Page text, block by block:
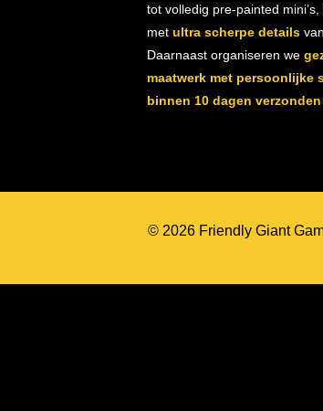
tot volledig pre-painted
met ultra scherpe details
Daarnaast organiseren we
maatwerk met persoonlijke
binnen 10 dagen verzonden
© 2026 Friendly Giant